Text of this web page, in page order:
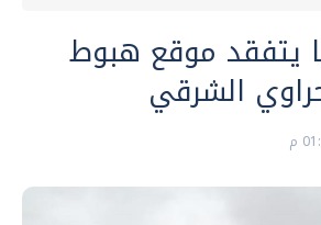
يتفقد موقع هبوط
الشرقي